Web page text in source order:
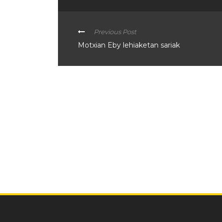
Previous Post
Motxian Eby lehiaketan sariak